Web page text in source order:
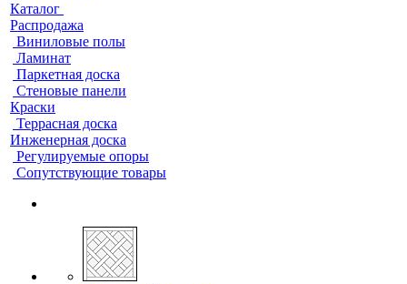
Каталог
Распродажа
Виниловые полы
Ламинат
Паркетная доска
Стеновые панели
Краски
Террасная доска
Инженерная доска
Регулируемые опоры
Сопутствующие товары